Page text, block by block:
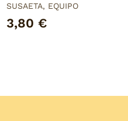
SUSAETA, EQUIPO
3,80 €